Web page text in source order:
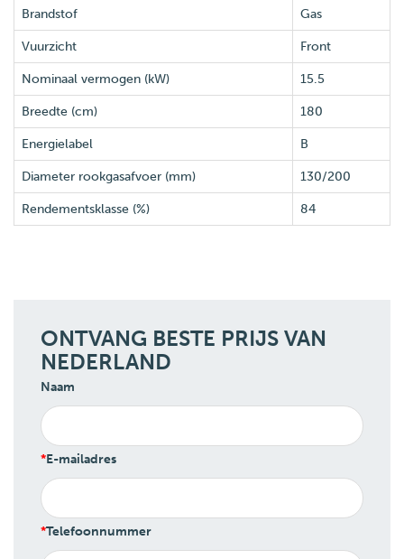
Brandstof Gas
Vuurzicht Front
Nominaal vermogen (kW) 15.5
Breedte (cm) 180
Energielabel B
Diameter rookgasafvoer (mm) 130/200
Rendementsklasse (%) 84
ONTVANG BESTE PRIJS VAN
NEDERLAND
Naam
E-mailadres
Telefoonnummer